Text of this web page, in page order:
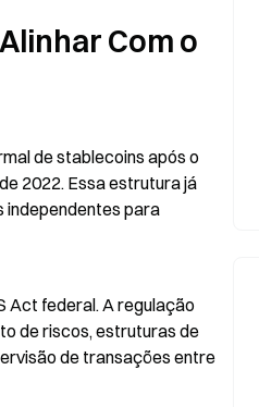
Com o
de stablecoins após o
2022. Essa estrutura já
independentes para
Act federal. A regulação
de riscos, estruturas de
de transações entre